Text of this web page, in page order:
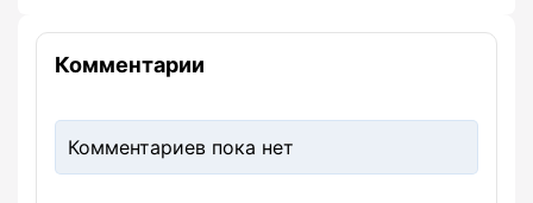
Комментарии
Комментариев пока нет